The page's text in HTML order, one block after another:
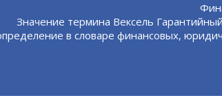
Значение термина Вексель
в словаре финансовых,